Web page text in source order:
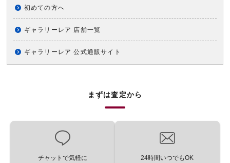
初めての方へ
ギャラリーレア 店舗一覧
ギャラリーレア 公式通販サイト
まずは査定から
チャットで気軽に 24時間いつでもOK